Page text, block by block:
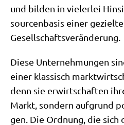
und bil­den in vie­ler­lei
sour­cen­ba­sis einer
Gesellschaftsveränderung.
Die­se Unter­neh­mun­gen
einer klas­sisch
denn sie erwirt­schaf­ten
Markt, son­dern auf­grund
gen. Die Ord­nung, die sich